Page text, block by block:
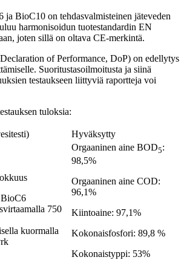
BioC10 on tehdasvalmisteinen jäteveden
harmonisoidun tuotestandardin EN
joten sillä on oltava CE-merkintä.
of Performance, DoP) on edellytys
Suoritustasoilmoitusta ja siinä
testaukseen liittyviä raportteja voi
tuloksia:
Hyväksytty
BioC6
750
kuormalla
Orgaaninen aine BOD5:
98,5%
Orgaaninen aine COD:
96,1%
Kiintoaine: 97,1%
Kokonaisfosfori: 89,8 %
Kokonaistyppi: 53%